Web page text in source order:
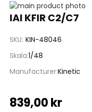
IAI KFIR C2/C7
SKU KIN-48046
Skala 1/48
ManufacturerKinetic
839,00 kr
Hoppa
till
bildgalleriet
Hoppa
av
bildgalleriet